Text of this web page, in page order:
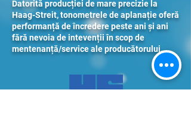
Datorită producției de mare precizie la
Haag-Streit, tonometrele de aplanație oferă
performanță de încredere peste ani și ani
fără nevoia de intevenții în scop de
mentenanță/service ale producătorului.